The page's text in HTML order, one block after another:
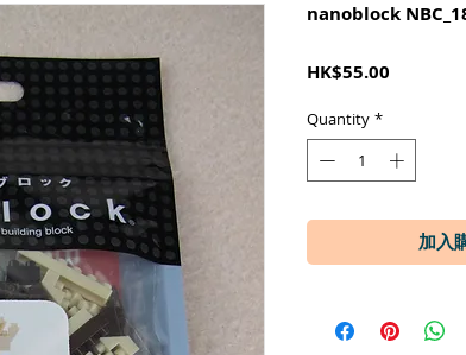
nanoblock
HK$55.00
Quantity *